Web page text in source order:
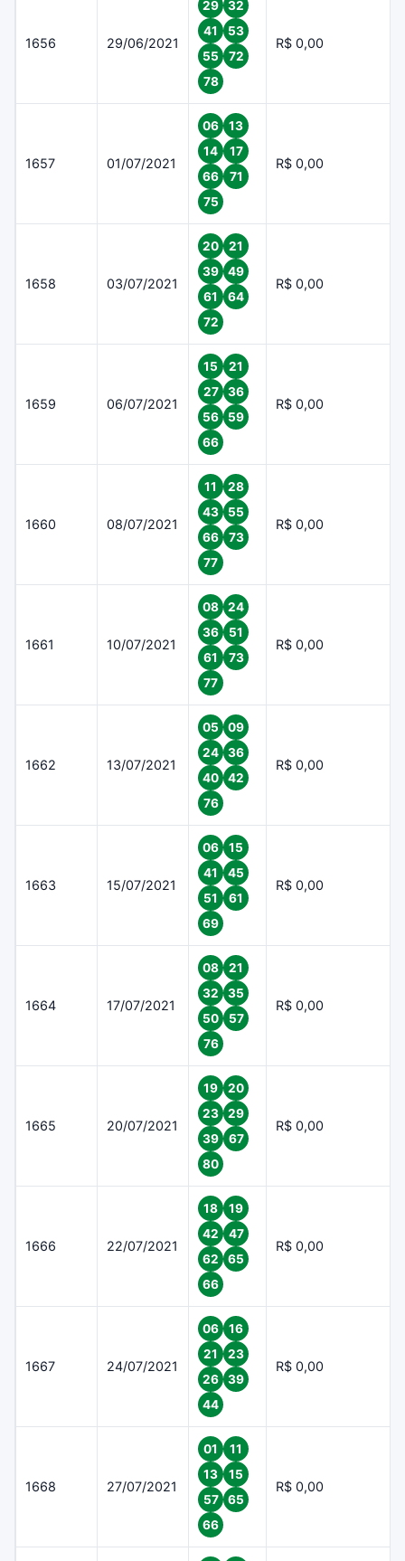
1656 29/06/2021
29
32
41
53
55
72
78
R$ 0,00
1657 01/07/2021
06
13
14
17
66
71
75
R$ 0,00
1658 03/07/2021
20
21
39
49
61
64
72
R$ 0,00
1659 06/07/2021
15
21
27
36
56
59
66
R$ 0,00
1660 08/07/2021
11
28
43
55
66
73
77
R$ 0,00
1661 10/07/2021
08
24
36
51
61
73
77
R$ 0,00
1662 13/07/2021
05
09
24
36
40
42
76
R$ 0,00
1663 15/07/2021
06
15
41
45
51
61
69
R$ 0,00
1664 17/07/2021
08
21
32
35
50
57
76
R$ 0,00
1665 20/07/2021
19
20
23
29
39
67
80
R$ 0,00
1666 22/07/2021
18
19
42
47
62
65
66
R$ 0,00
1667 24/07/2021
06
16
21
23
26
39
44
R$ 0,00
1668 27/07/2021
01
11
13
15
57
65
66
R$ 0,00